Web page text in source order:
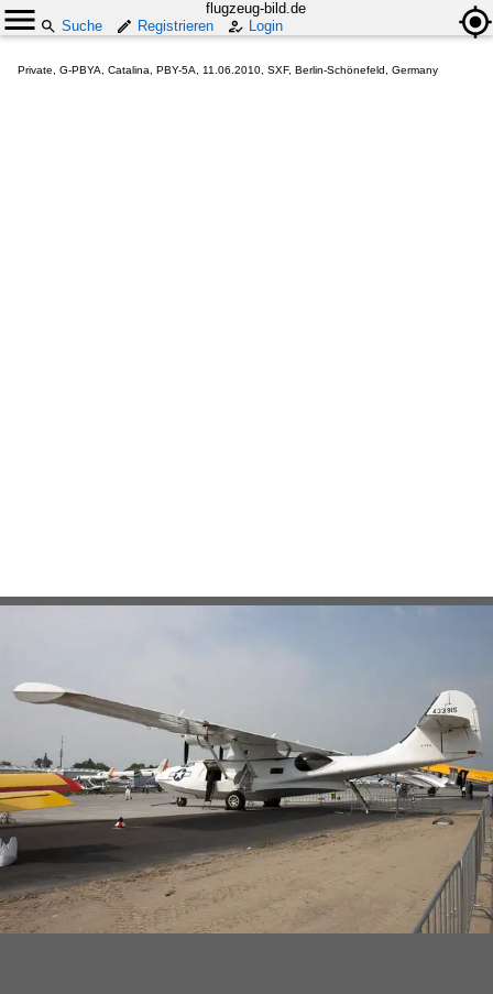
flugzeug-bild.de
Suche
Registrieren Login
Private, G-PBYA, Catalina, PBY-5A, 11.06.2010, SXF, Berlin-Schönefeld, Germany